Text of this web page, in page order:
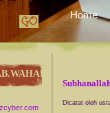
Home
Dicatat oleh